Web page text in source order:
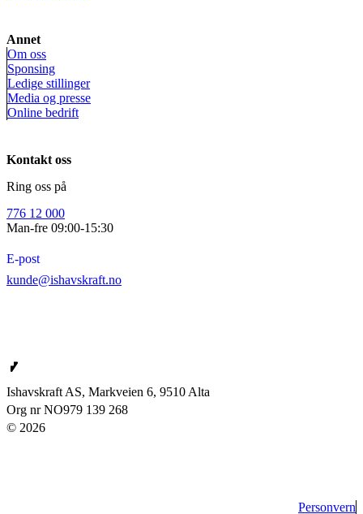
Annet
Om oss
Sponsing
Ledige stillinger
Media og presse
Online bedrift
Kontakt oss
Ring oss på
776 12 000
Man-fre 09:00-15:30
E-post
kunde@ishavskraft.no
Ishavskraft AS
Ishavskraft AS, Markveien 6, 9510 Alta
Org nr NO979 139 268
© 2026
Personvern